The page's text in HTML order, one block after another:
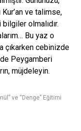
ve talimse,
olmalıdır.
Bu yaz o
çıkarken cebinizde
Peygamberi
müjdeleyin.
ve “Denge” Eğitimi